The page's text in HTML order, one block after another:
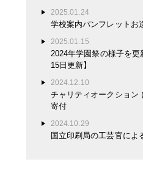
2025.01.24
学校案内パンフレットお
2025.01.15
2024年学園祭の様子を
15日更新】
2024.12.10
チャリティオークション
寄付
2024.10.29
国立印刷局の工芸官によ